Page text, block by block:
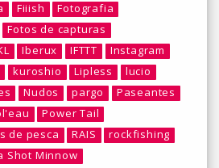
Fiiish
Fotografia
Fotos de capturas
Iberux IFTTT
Instagram
kuroshio Lipless
lucio
Nudos pargo
Paseantes
Power Tail
de pesca
RAIS
rockfishing
Shot Minnow